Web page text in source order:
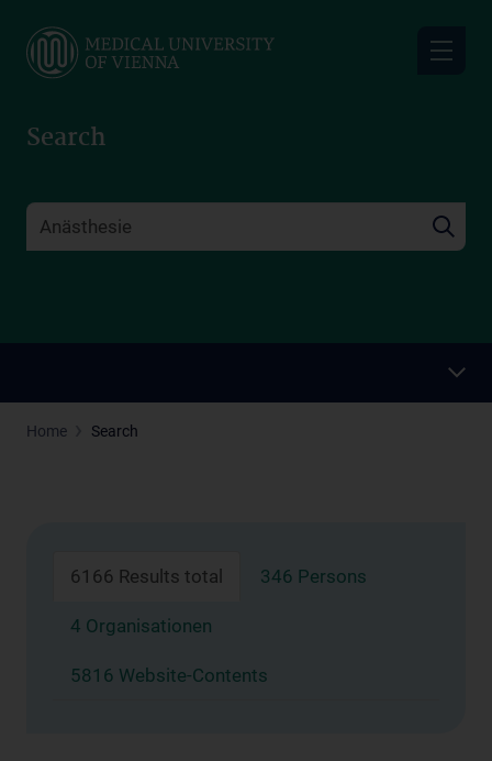
main
Search
Home Search
6166 Results total 346 Persons
4 Organisationen
5816 Website-Contents